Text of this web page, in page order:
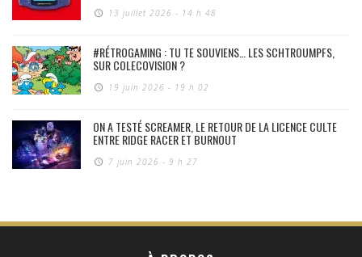
13 juillet 2026 - 14 h 48
#RÉTROGAMING : TU TE SOUVIENS… LES SCHTROUMPFS,
SUR COLECOVISION ?
19 juin 2026 - 19 h 02
ON A TESTÉ SCREAMER, LE RETOUR DE LA LICENCE CULTE
ENTRE RIDGE RACER ET BURNOUT
7 juin 2026 - 9 h 27